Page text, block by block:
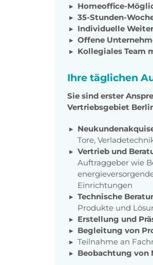
Homeoffice-
35-Stunden-
Individuelle
Offene
Kollegiales Team
Ihre täglichen
Sie sind erster
Vertriebsgebiet
Tore,
Vertrieb und
Auftraggeber wie
Einrichtungen
Technische
Produkte und
Erstellung und
Begleitung von
Teilnahme an
Beobachtung von